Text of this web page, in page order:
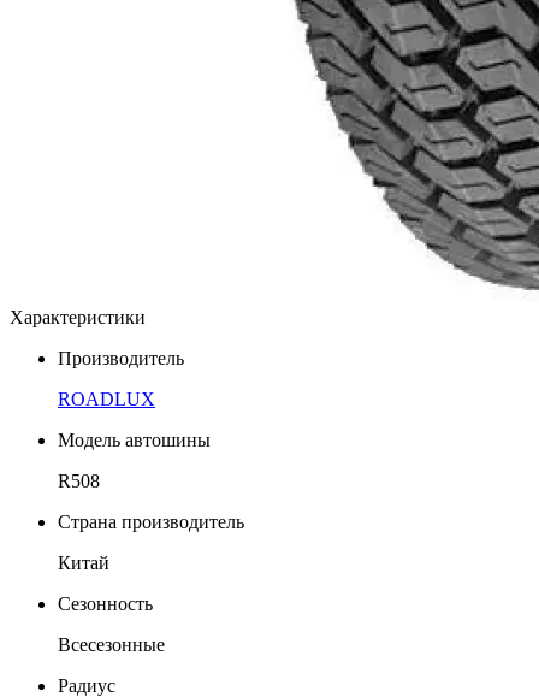
Характеристики
Производитель
ROADLUX
Модель автошины
R508
Страна производитель
Китай
Сезонность
Всесезонные
Радиус